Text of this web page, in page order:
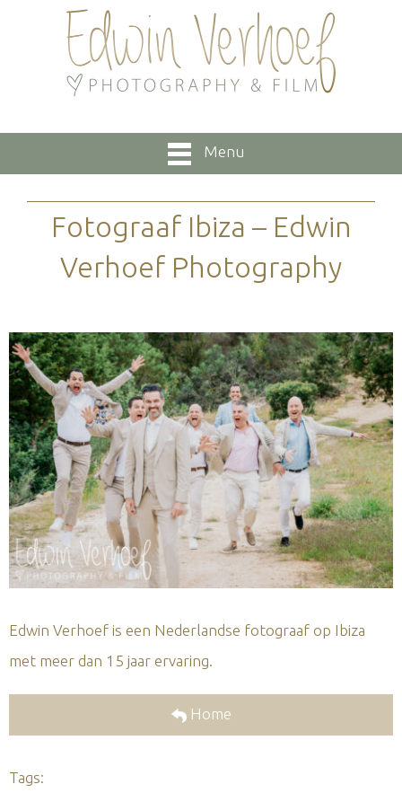
Menu
Fotograaf Ibiza – Edwin
Verhoef Photography
Edwin Verhoef is een Nederlandse fotograaf op Ibiza
met meer dan 15 jaar ervaring.
Home
Tags: